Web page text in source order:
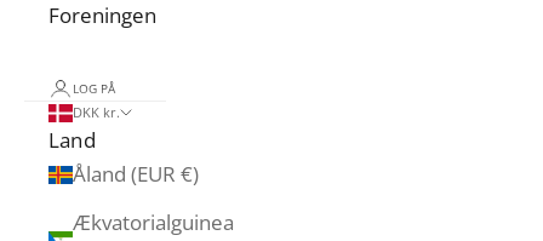
Foreningen
LOG PÅ
DKK kr.
Land
Åland (EUR €)
Ækvatorialguinea